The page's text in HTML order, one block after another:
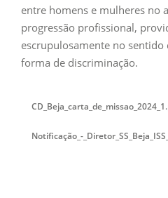
entre homens e mulheres no
progressão profissional,
escrupulosamente no
forma de discriminação.
Notificação_-